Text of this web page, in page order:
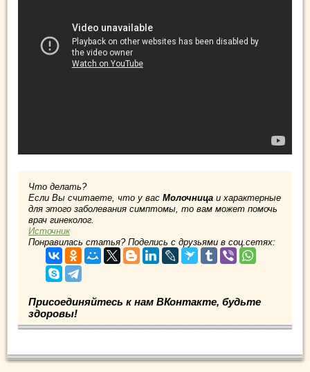
Что делать?
Если Вы считаете, что у вас Молочница и характерные
для этого заболевания симптомы, то вам может помочь
врач гинеколог.
Источник
Понравилась статья? Поделись с друзьями в соц.сетях:
Присоединяйтесь к нам ВКонтакте, будьте
здоровы!